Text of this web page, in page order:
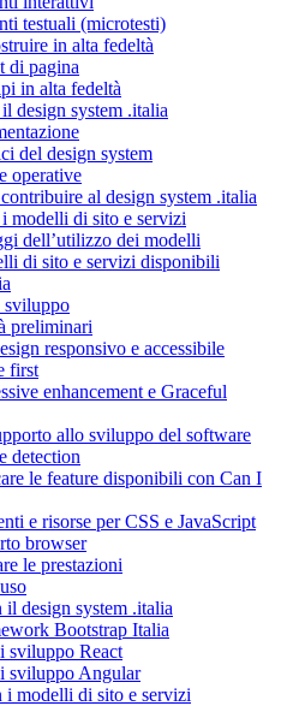
testuali (microtesti)
in alta fedeltà
di pagina
in alta fedeltà
design system .italia
del design system
operative
al design system .italia
modelli di sito e servizi
dell’utilizzo dei modelli
di sito e servizi disponibili
sviluppo
preliminari
responsivo e accessibile
first
enhancement e Graceful
allo sviluppo del software
detection
le feature disponibili con Can I
e risorse per CSS e JavaScript
browser
le prestazioni
design system .italia
Bootstrap Italia
sviluppo React
sviluppo Angular
i modelli di sito e servizi